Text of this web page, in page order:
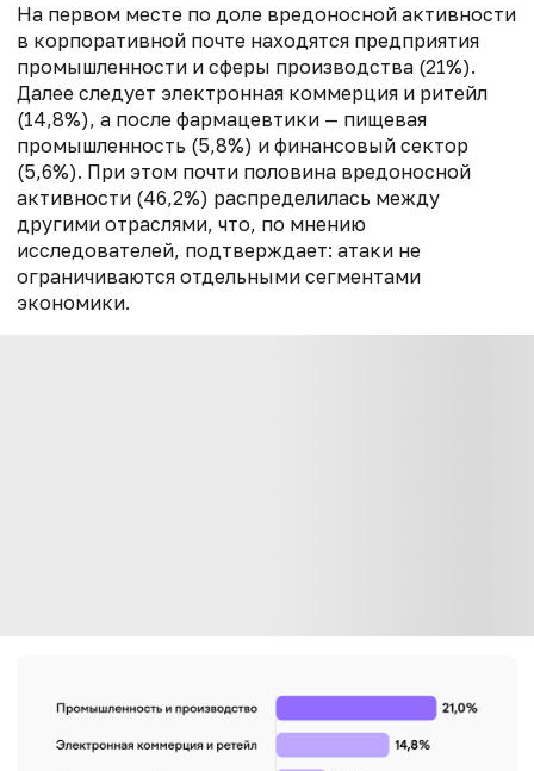
На первом месте по доле вредоносной активности
в корпоративной почте находятся предприятия
промышленности и сферы производства (21%).
Далее следует электронная коммерция и ритейл
(14,8%), а после фармацевтики — пищевая
промышленность (5,8%) и финансовый сектор
(5,6%). При этом почти половина вредоносной
активности (46,2%) распределилась между
другими отраслями, что, по мнению
исследователей, подтверждает: атаки не
ограничиваются отдельными сегментами
экономики.